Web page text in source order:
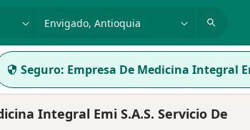
o nombre
Seguro: Empresa De Medicina Integral
Integral Emi S.A.S. Servicio De